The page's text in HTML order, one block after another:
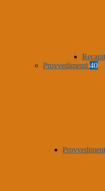
Provvedimenti 40